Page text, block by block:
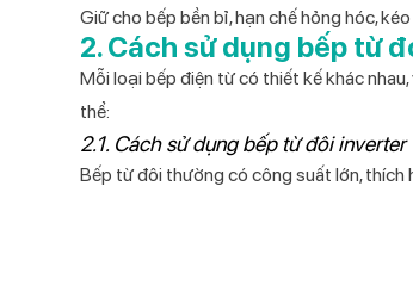
Giữ cho bếp bền bỉ, hạn chế hỏng hóc,
2. Cách sử dụng bếp từ
Mỗi loại bếp điện từ có thiết kế khác
thể:
2.1. Cách sử dụng bếp từ đôi inverter
Bếp từ đôi thường có công suất lớn, thích